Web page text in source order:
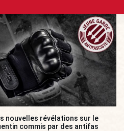
nouvelles révélations sur le
commis par des antifas